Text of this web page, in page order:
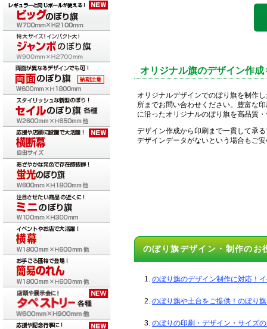
オリジナル旗のデザイン作
オリジナルデザインでのぼり旗を制作
所までお問い合わせください。豊富な
に沿ったオリジナルのぼり旗を高品質
デザイン作成から印刷まで一貫して承
デザインデータがないという場合もご
のぼり旗デザイン・制作のお
のぼり旗のデザイン制作に対応！
のぼり旗や土台をご提供！のぼり
のぼりの印刷・デザイン・サイズ